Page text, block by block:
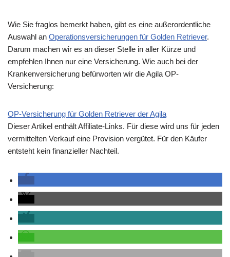
Wie Sie fraglos bemerkt haben, gibt es eine außerordentliche
Auswahl an Operationsversicherungen für Golden Retriever.
Darum machen wir es an dieser Stelle in aller Kürze und
empfehlen Ihnen nur eine Versicherung. Wie auch bei der
Krankenversicherung befürworten wir die Agila OP-
Versicherung:
OP-Versicherung für Golden Retriever der Agila
Dieser Artikel enthält Affiliate-Links. Für diese wird uns für jeden
vermittelten Verkauf eine Provision vergütet. Für den Käufer
entsteht kein finanzieller Nachteil.